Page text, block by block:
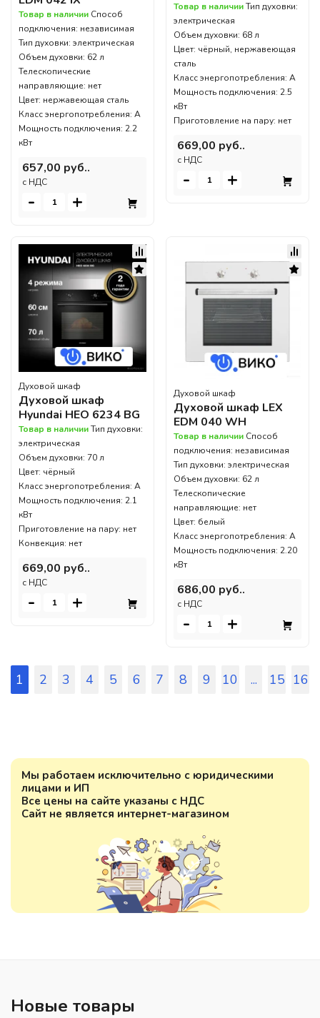
Мы работаем исключительно с юридическими
лицами и ИП
Все цены на сайте указаны с НДС
Сайт не является интернет-магазином
Товар в наличии Способ
подключения: независимая
Тип духовки: электрическая
Объем духовки: 62 л
Телескопические
направляющие: нет
Цвет: нержавеющая сталь
Класс энергопотребления: A
Мощность подключения: 2.2
кВт
657,00 руб..
c НДС
- +
Товар в наличииТип духовки:
электрическая
Объем духовки: 68 л
Цвет: чёрный, нержавеющая
сталь
Класс энергопотребления: A
Мощность подключения: 2.5
кВт
Приготовление на пару: нет
669,00 руб..
c НДС
- +
Духовой шкаф
Духовой шкаф
Hyundai HEO 6234 BG
Товар в наличииТип духовки:
электрическая
Объем духовки: 70 л
Цвет: чёрный
Класс энергопотребления: A
Мощность подключения: 2.1
кВт
Приготовление на пару: нет
Конвекция: нет
669,00 руб..
c НДС
- +
Духовой шкаф
Духовой шкаф LEX
EDM 040 WH
Товар в наличии Способ
подключения: независимая
Тип духовки: электрическая
Объем духовки: 62 л
Телескопические
направляющие: нет
Цвет: белый
Класс энергопотребления: А
Мощность подключения: 2.20
кВт
686,00 руб..
c НДС
- +
1 2 3 4 5 6 7 8 9 10 ... 15 16
Новые товары